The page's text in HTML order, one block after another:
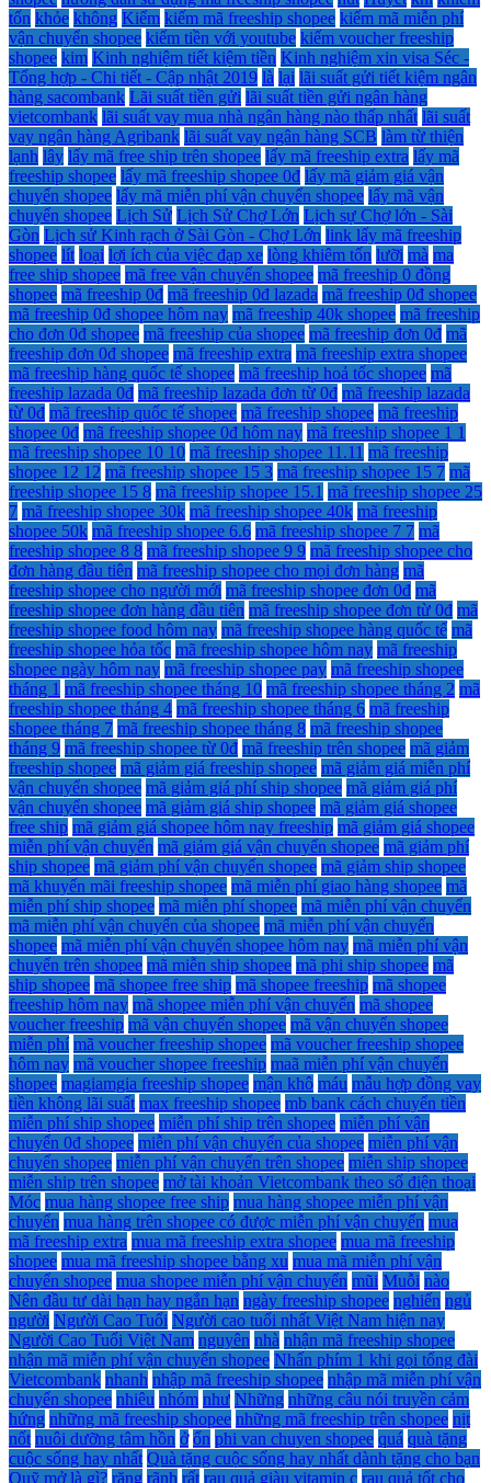
tốn khỏe không Kiểm kiếm mã freeship shopee kiếm mã miễn phí
vận chuyển shopee kiếm tiền với youtube kiếm voucher freeship
shopee kim Kinh nghiệm tiết kiệm tiền Kinh nghiệm xin visa Séc -
Tổng hợp - Chi tiết - Cập nhật 2019 là lại lãi suất gửi tiết kiệm ngân
hàng sacombank Lãi suất tiền gửi lãi suất tiền gửi ngân hàng
vietcombank lãi suất vay mua nhà ngân hàng nào thấp nhất lãi suất
vay ngân hàng Agribank lãi suất vay ngân hàng SCB làm từ thiện
lạnh lây lấy mã free ship trên shopee lấy mã freeship extra lấy mã
freeship shopee lấy mã freeship shopee 0đ lấy mã giảm giá vận
chuyển shopee lấy mã miễn phí vận chuyển shopee lấy mã vận
chuyển shopee Lịch Sử Lịch Sử Chợ Lớn Lịch sự Chợ lớn - Sài
Gòn Lịch sử Kinh rạch ở Sài Gòn - Chợ Lớn link lấy mã freeship
shopee lít loại lợi ích của việc đạp xe lòng khiêm tốn lưỡi mà ma
free ship shopee mã free vận chuyển shopee mã freeship 0 đồng
shopee mã freeship 0đ mã freeship 0đ lazada mã freeship 0đ shopee
mã freeship 0đ shopee hôm nay mã freeship 40k shopee mã freeship
cho đơn 0đ shopee mã freeship của shopee mã freeship đơn 0đ mã
freeship đơn 0đ shopee mã freeship extra mã freeship extra shopee
mã freeship hàng quốc tế shopee mã freeship hoả tốc shopee mã
freeship lazada 0đ mã freeship lazada đơn từ 0đ mã freeship lazada
từ 0đ mã freeship quốc tế shopee mã freeship shopee mã freeship
shopee 0đ mã freeship shopee 0đ hôm nay mã freeship shopee 1 1
mã freeship shopee 10 10 mã freeship shopee 11.11 mã freeship
shopee 12 12 mã freeship shopee 15 3 mã freeship shopee 15 7 mã
freeship shopee 15 8 mã freeship shopee 15.1 mã freeship shopee 25
7 mã freeship shopee 30k mã freeship shopee 40k mã freeship
shopee 50k mã freeship shopee 6.6 mã freeship shopee 7 7 mã
freeship shopee 8 8 mã freeship shopee 9 9 mã freeship shopee cho
đơn hàng đầu tiên mã freeship shopee cho mọi đơn hàng mã
freeship shopee cho người mới mã freeship shopee đơn 0đ mã
freeship shopee đơn hàng đầu tiên mã freeship shopee đơn từ 0đ mã
freeship shopee food hôm nay mã freeship shopee hàng quốc tế mã
freeship shopee hỏa tốc mã freeship shopee hôm nay mã freeship
shopee ngày hôm nay mã freeship shopee pay mã freeship shopee
tháng 1 mã freeship shopee tháng 10 mã freeship shopee tháng 2 mã
freeship shopee tháng 4 mã freeship shopee tháng 6 mã freeship
shopee tháng 7 mã freeship shopee tháng 8 mã freeship shopee
tháng 9 mã freeship shopee từ 0đ mã freeship trên shopee mã giảm
freeship shopee mã giảm giá freeship shopee mã giảm giá miễn phí
vận chuyển shopee mã giảm giá phí ship shopee mã giảm giá phí
vận chuyển shopee mã giảm giá ship shopee mã giảm giá shopee
free ship mã giảm giá shopee hôm nay freeship mã giảm giá shopee
miễn phí vận chuyển mã giảm giá vận chuyển shopee mã giảm phí
ship shopee mã giảm phí vận chuyển shopee mã giảm ship shopee
mã khuyến mãi freeship shopee mã miễn phí giao hàng shopee mã
miễn phí ship shopee mã miễn phí shopee mã miễn phí vận chuyển
mã miễn phí vận chuyển của shopee mã miễn phí vận chuyển
shopee mã miễn phí vận chuyển shopee hôm nay mã miễn phí vận
chuyển trên shopee mã miễn ship shopee mã phi ship shopee mã
ship shopee mã shopee free ship mã shopee freeship mã shopee
freeship hôm nay mã shopee miễn phí vận chuyển mã shopee
voucher freeship mã vận chuyển shopee mã vận chuyển shopee
miễn phí mã voucher freeship shopee mã voucher freeship shopee
hôm nay mã voucher shopee freeship maã miễn phí vận chuyển
shopee magiamgia freeship shopee mận khô máu mẫu hợp đồng vay
tiền không lãi suất max freeship shopee mb bank cách chuyển tiền
miễn phí ship shopee miễn phí ship trên shopee miễn phí vận
chuyển 0đ shopee miễn phí vận chuyển của shopee miễn phí vận
chuyển shopee miễn phí vận chuyển trên shopee miễn ship shopee
miễn ship trên shopee mở tài khoản Vietcombank theo số điện thoại
Móc mua hàng shopee free ship mua hàng shopee miễn phí vận
chuyển mua hàng trên shopee có được miễn phí vận chuyển mua
mã freeship extra mua mã freeship extra shopee mua mã freeship
shopee mua mã freeship shopee bằng xu mua mã miễn phí vận
chuyển shopee mua shopee miễn phí vận chuyển mũi Muỗi nào
Nên đầu tư dài hạn hay ngắn hạn ngày freeship shopee nghiến ngủ
người Người Cao Tuổi Người cao tuổi nhất Việt Nam hiện nay
Người Cao Tuổi Việt Nam nguyên nhà nhận mã freeship shopee
nhận mã miễn phí vận chuyển shopee Nhấn phím 1 khi gọi tổng đài
Vietcombank nhanh nhập mã freeship shopee nhập mã miễn phí vận
chuyển shopee nhiêu nhóm như Những những câu nói truyền cảm
hứng những mã freeship shopee những mã freeship trên shopee nịt
nốt nuôi dưỡng tâm hồn ở ổn phi van chuyen shopee quá quà tặng
cuộc sống hay nhất Quà tặng cuộc sống hay nhất dành tặng cho bạn
Quỹ mở là gì? răng rãnh rất rau quả giàu vitamin c rau quả tốt cho